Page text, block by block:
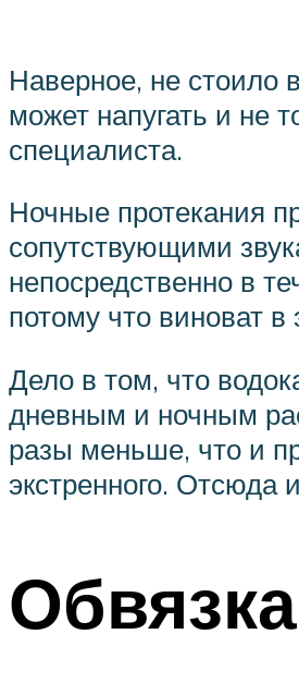
Наверное, не стоило
может напугать и не
специалиста.
Ночные протекания
сопутствующими
непосредственно в
потому что виноват
Дело в том, что
дневным и ночным
разы меньше, что и
экстренного. Отсюда